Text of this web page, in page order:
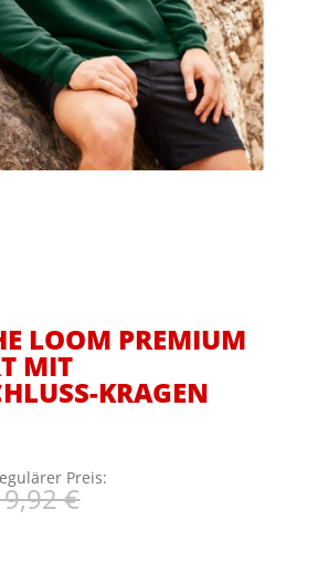
LOOM PREMIUM
MIT
KRAGEN
Preis:
€